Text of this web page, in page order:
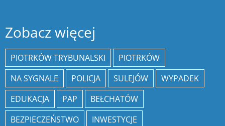
Zobacz więcej
PIOTRKÓW TRYBUNALSKI
PIOTRKÓW
NA SYGNALE
POLICJA SULEJÓW
WYPADEK
EDUKACJA
PAP
BEŁCHATÓW
BEZPIECZEŃSTWO
INWESTYCJE